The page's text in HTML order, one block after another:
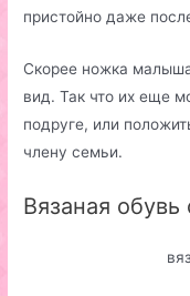
пристойно даже
Скорее ножка
вид. Так что их еще
подруге, или
члену семьи.
Вязаная